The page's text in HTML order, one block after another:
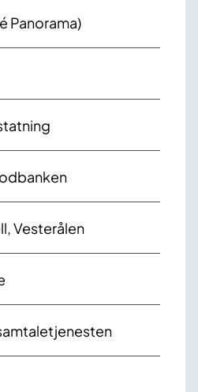
Panorama)
Vesterålen